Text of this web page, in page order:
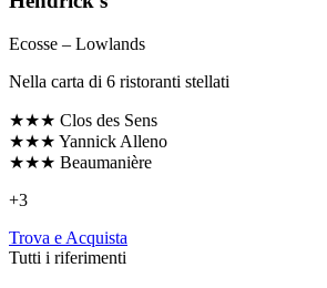
Ecosse – Lowlands
Nella carta di 6 ristoranti stellati
★★★ Clos des Sens
★★★ Yannick Alleno
★★★ Beaumanière
+3
Trova e Acquista
Tutti i riferimenti